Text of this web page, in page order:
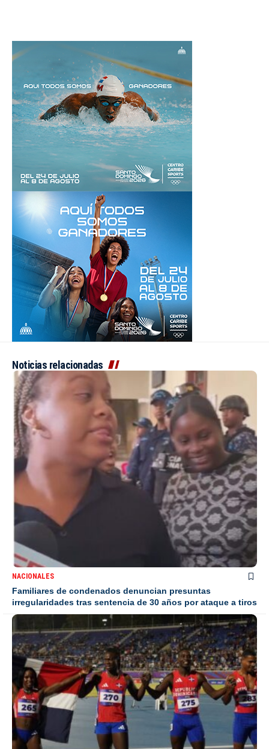
Noticias relacionadas
NACIONALES
Familiares de condenados denuncian presuntas
irregularidades tras sentencia de 30 años por ataque a tiros